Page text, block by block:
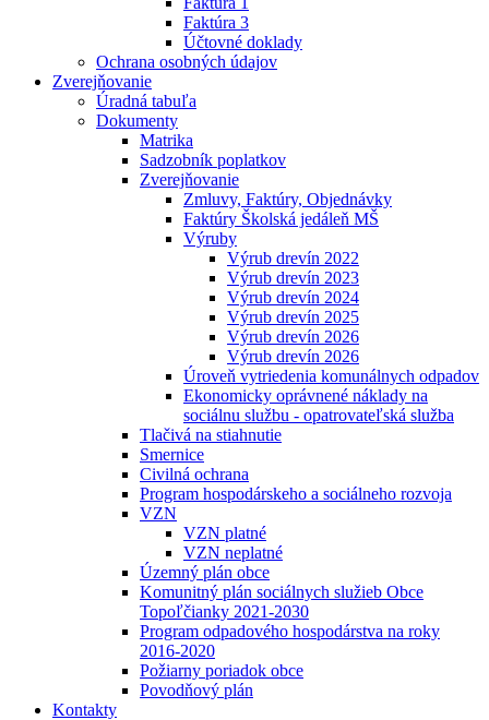
Faktúra 3
Účtovné doklady
Ochrana osobných údajov
Zverejňovanie
Úradná tabuľa
Dokumenty
Matrika
Sadzobník poplatkov
Zverejňovanie
Zmluvy, Faktúry, Objednávky
Faktúry Školská jedáleň MŠ
Výruby
Výrub drevín 2022
Výrub drevín 2023
Výrub drevín 2024
Výrub drevín 2025
Výrub drevín 2026
Výrub drevín 2026
Úroveň vytriedenia komunálnych odpadov
Ekonomicky oprávnené náklady na
sociálnu službu - opatrovateľská služba
Tlačivá na stiahnutie
Smernice
Civilná ochrana
Program hospodárskeho a sociálneho rozvoja
VZN
VZN platné
VZN neplatné
Územný plán obce
Komunitný plán sociálnych služieb Obce
Topoľčianky 2021-2030
Program odpadového hospodárstva na roky
2016-2020
Požiarny poriadok obce
Povodňový plán
Kontakty